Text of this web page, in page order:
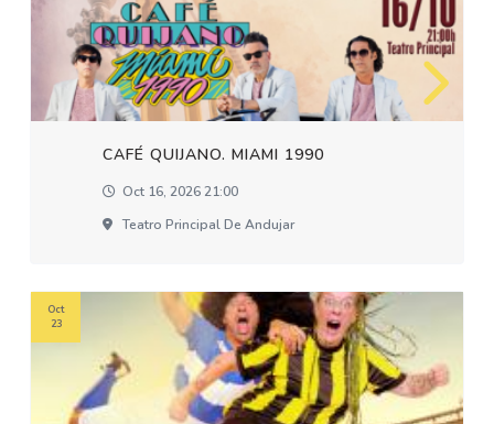
CAFÉ QUIJANO. MIAMI 1990
Oct 16, 2026 21:00
Teatro Principal De Andujar
Oct
23